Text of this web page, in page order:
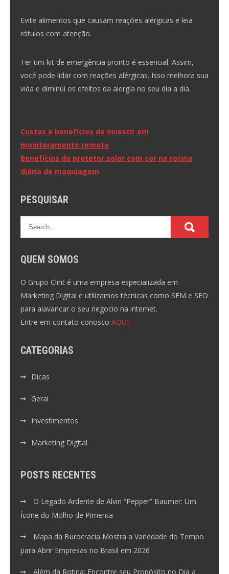
Evite alimentos que causam reações alérgicas e leia
rótulos com atenção.
Ter um kit de emergência pronto é essencial. Assim,
você pode lidar com reações alérgicas. Isso melhora sua
vida e diminui os efeitos da alergia no seu dia a dia.
Navegação
de
Post
Custos e benefícios de investir em
monitoramento remoto
Benefícios do protetor solar com cor na rotina
diária de maquiagem
PESQUISAR
QUEM SOMOS
O Grupo Clint é uma empresa especializada em
Marketing Digital e utilizamos técnicas como SEM e SEO
para alavancar o seu negocio na internet.
Entre em contato conosco AQUI
CATEGORIAS
Dicas
Geral
Investimentos
Marketing Digital
POSTS RECENTES
O Legado Ardente de Alvin “Pepper” Baumer: Um
Ícone do Molho de Pimenta
Mapa da Burocracia Mostra a Variedade do Tempo
para Abrir Empresas no Brasil em 2026
Além da Rotina: Encontre seu Propósito no Dia a